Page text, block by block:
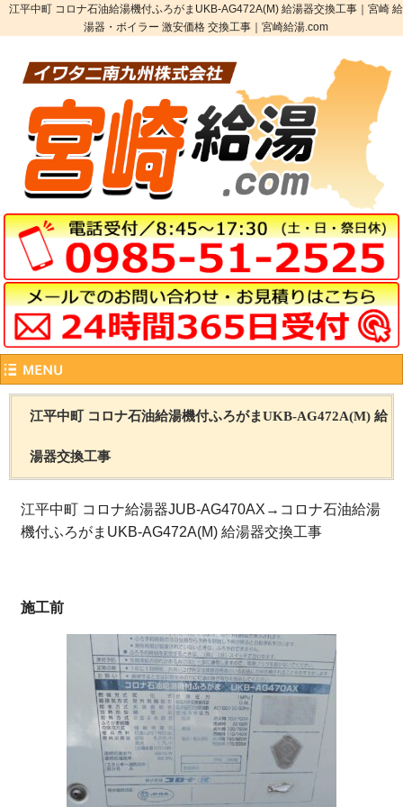
江平中町 コロナ石油給湯機付ふろがまUKB-AG472A(M) 給湯器交換工事｜宮崎 給
湯器・ボイラー 激安価格 交換工事｜宮崎給湯.com
江平中町 コロナ石油給湯機付ふろがまUKB-AG472A(M) 給
湯器交換工事
江平中町 コロナ給湯器JUB-AG470AX→コロナ石油給湯
機付ふろがまUKB-AG472A(M) 給湯器交換工事
施工前